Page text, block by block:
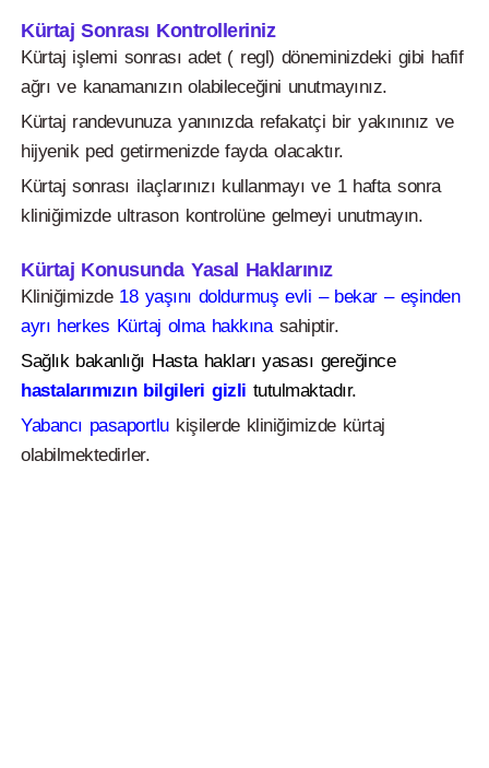
Kürtaj Sonrası Kontrolleriniz
Kürtaj işlemi sonrası adet ( regl) döneminizdeki gibi hafif
ağrı ve kanamanızın olabileceğini unutmayınız.
Kürtaj randevunuza yanınızda refakatçi bir yakınınız ve
hijyenik ped getirmenizde fayda olacaktır.
Kürtaj sonrası ilaçlarınızı kullanmayı ve 1 hafta sonra
kliniğimizde ultrason kontrolüne gelmeyi unutmayın.
Kürtaj Konusunda Yasal Haklarınız
Kliniğimizde18 yaşını doldurmuş evli – bekar – eşinden
ayrı herkes Kürtaj olma hakkınasahiptir.
Sağlık bakanlığı Hasta hakları yasası gereğince
hastalarımızın bilgileri gizli tutulmaktadır.
Yabancı pasaportlukişilerde kliniğimizde kürtaj
olabilmektedirler.